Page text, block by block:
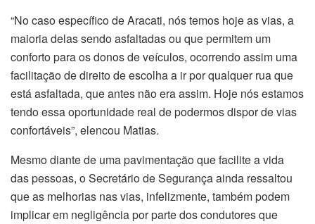
“No caso específico de Aracati, nós temos hoje as vias, a
maioria delas sendo asfaltadas ou que permitem um
conforto para os donos de veículos, ocorrendo assim uma
facilitação de direito de escolha a ir por qualquer rua que
está asfaltada, que antes não era assim. Hoje nós estamos
tendo essa oportunidade real de podermos dispor de vias
confortáveis”, elencou Matias.
Mesmo diante de uma pavimentação que facilite a vida
das pessoas, o Secretário de Segurança ainda ressaltou
que as melhorias nas vias, infelizmente, também podem
implicar em negligência por parte dos condutores que